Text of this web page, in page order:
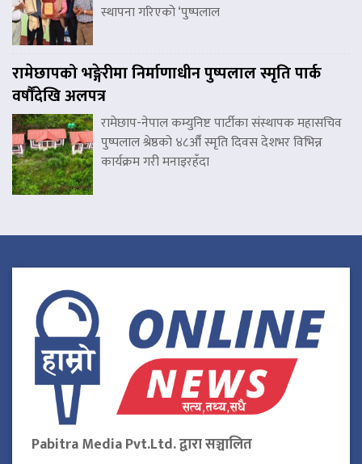
स्थापना गरिएको ‘पुष्पलाल
रामेछापको भङ्गेरीमा निर्माणाधीन पुष्पलाल स्मृति पार्क
वर्षौंदेखि अलपत्र
रामेछाप-नेपाल कम्युनिष्ट पार्टीका संस्थापक महासचिव
पुष्पलाल श्रेष्ठको ४८औँ स्मृति दिवस देशभर विभिन्न
कार्यक्रम गरी मनाइरहँदा
Pabitra Media Pvt.Ltd. द्वारा सञ्चालित